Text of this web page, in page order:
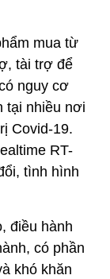
mua từ
tài trợ để
nguy cơ
tại nhiều nơi
Covid-19.
RT-
tình hình
điều hành
có phần
khó khăn